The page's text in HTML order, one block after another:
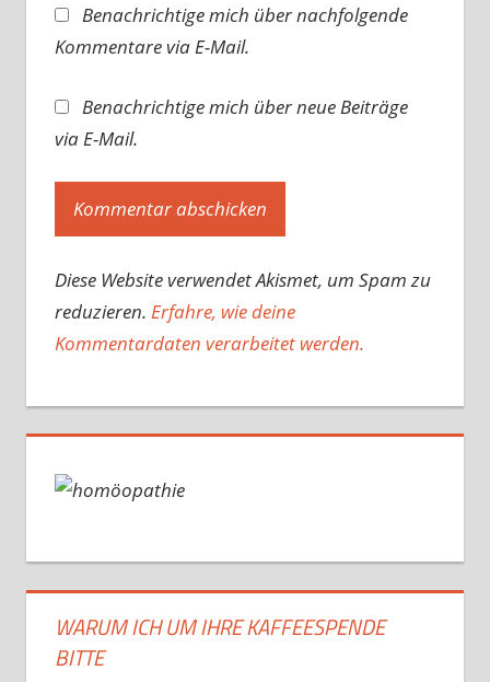
Benachrichtige mich über nachfolgende
Kommentare via E-Mail.
Benachrichtige mich über neue Beiträge
via E-Mail.
Diese Website verwendet Akismet, um Spam zu
reduzieren. Erfahre, wie deine
Kommentardaten verarbeitet werden.
WARUM ICH UM IHRE KAFFEESPENDE
BITTE